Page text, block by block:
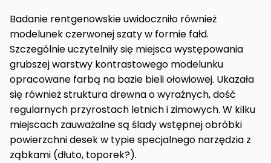
Badanie rentgenowskie uwidoczniło również
modelunek czerwonej szaty w formie fałd.
Szczególnie uczytelniły się miejsca występowania
grubszej warstwy kontrastowego modelunku
opracowane farbą na bazie bieli ołowiowej. Ukazała
się również struktura drewna o wyraźnych, dość
regularnych przyrostach letnich i zimowych. W kilku
miejscach zauważalne są ślady wstępnej obróbki
powierzchni desek w typie specjalnego narzędzia z
ząbkami (dłuto, toporek?).